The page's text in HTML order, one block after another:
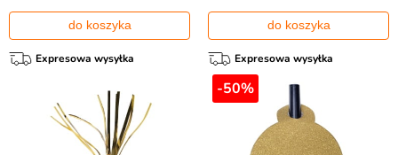
do koszyka
Expresowa wysyłka
do koszyka
Expresowa wysyłka
-50%